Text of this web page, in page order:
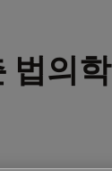
법의